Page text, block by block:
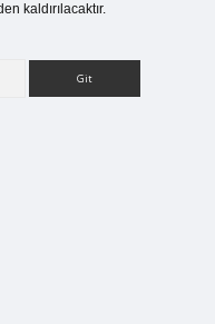
kaldırılacaktır.